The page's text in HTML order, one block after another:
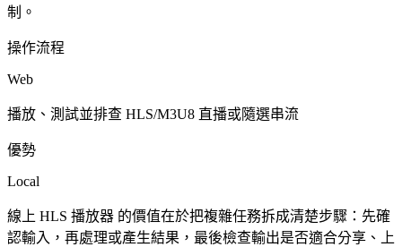
制。
操作流程
Web
播放、測試並排查 HLS/M3U8 直播或隨選串流
優勢
Local
線上 HLS 播放器 的價值在於把複雜任務拆成清楚步驟：先確
認輸入，再處理或產生結果，最後檢查輸出是否適合分享、上